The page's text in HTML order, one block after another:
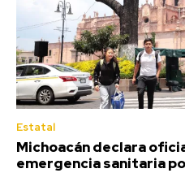
Estatal
Michoacán declara
emergencia sanitaria